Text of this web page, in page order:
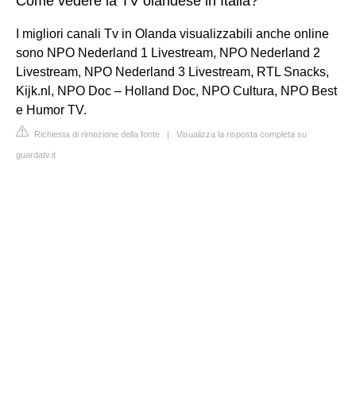
I migliori canali Tv in Olanda visualizzabili anche online
sono NPO Nederland 1 Livestream, NPO Nederland 2
Livestream, NPO Nederland 3 Livestream, RTL Snacks,
Kijk.nl, NPO Doc – Holland Doc, NPO Cultura, NPO Best
e Humor TV.
Richiesta di rimozione della fonte | Visualizza la risposta completa su
guardatv.it